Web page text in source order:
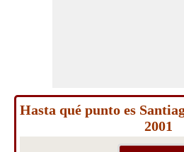
Hasta qué punto es
2001